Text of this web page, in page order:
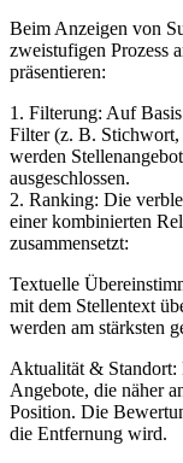
Beim Anzeigen von
zweistufigen Prozess
präsentieren:
1. Filterung: Auf
Filter (z. B. Stichwort,
werden
ausgeschlossen.
2. Ranking: Die
einer kombinierten
zusammensetzt:
Textuelle
mit dem Stellentext
werden am stärksten
Aktualität & Standort:
Angebote, die näher
Position. Die
die Entfernung wird.